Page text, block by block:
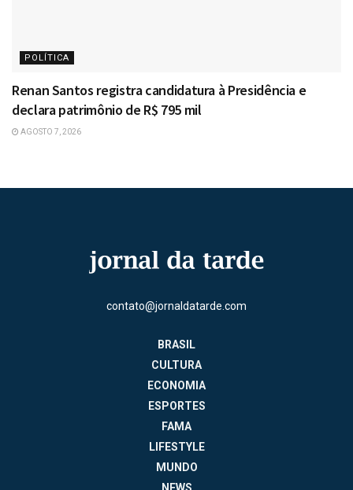
POLÍTICA
Renan Santos registra candidatura à Presidência e
declara patrimônio de R$ 795 mil
AGOSTO 7, 2026
contato@jornaldatarde.com
BRASIL
CULTURA
ECONOMIA
ESPORTES
FAMA
LIFESTYLE
MUNDO